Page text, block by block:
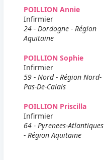
POILLION Annie
Infirmier
24 - Dordogne - Région
Aquitaine
POILLION Sophie
Infirmier
59 - Nord - Région Nord-
Pas-De-Calais
POILLION Priscilla
Infirmier
64 - Pyrenees-Atlantiques
- Région Aquitaine